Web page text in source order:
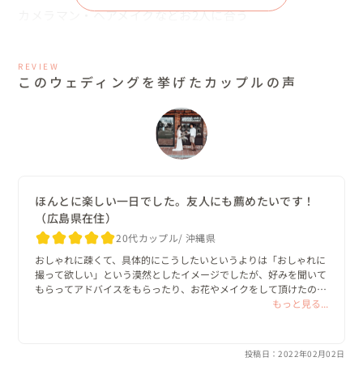
カメラマン・ヘアメイクなどお2人に合う
REVIEW
このウェディングを挙げたカップルの声
ほんとに楽しい一日でした。友人にも薦めたいです！
（広島県在住）
20代カップル 沖縄県
おしゃれに疎くて、具体的にこうしたいというよりは「おしゃれに
撮って欲しい」という漠然としたイメージでしたが、好みを聞いて
もらってアドバイスをもらったり、お花やメイクをして頂けたので
ーと不安でしたが、スタッフの方もカメラマンの方皆さん優しくて
もっと見る...
投稿日：2022年02月02日